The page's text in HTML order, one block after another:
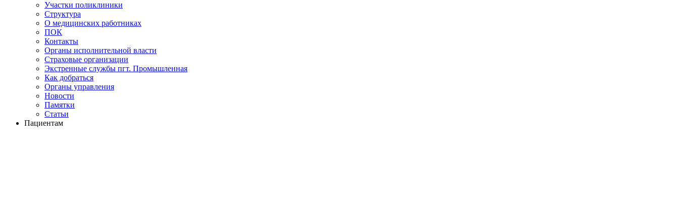
Участки поликлиники
Структура
О медицинских работниках
ПОК
Контакты
Органы исполнительной власти
Страховые организации
Экстренные службы пгт. Промышленная
Как добраться
Органы управления
Новости
Памятки
Статьи
Пациентам